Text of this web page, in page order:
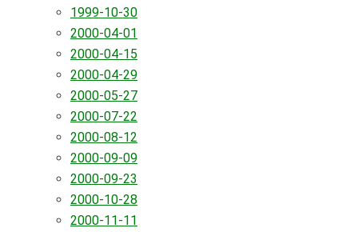
1999-10-30
2000-04-01
2000-04-15
2000-04-29
2000-05-27
2000-07-22
2000-08-12
2000-09-09
2000-09-23
2000-10-28
2000-11-11